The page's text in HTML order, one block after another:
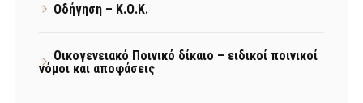
Οδήγηση – Κ.Ο.Κ.
Οικογενειακό Ποινικό δίκαιο – ειδικοί ποινικοί
νόμοι και αποφάσεις